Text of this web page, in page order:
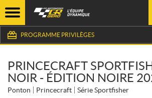
PROGRAMME PRIVILÈGES
PRINCECRAFT
NOIR - ÉDITION NOIRE
Ponton Princecraft Série Sportfisher